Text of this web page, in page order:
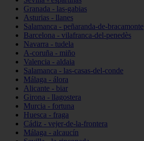
Granada - las-gabias
Asturias - llanes
Salamanca - peñaranda-de-bracamonte
Barcelona - vilafranca-del-penedès
Navarra - tudela
A-coruña - miño
Valencia - aldaia
Salamanca - las-casas-del-conde
Málaga - álora
Alicante - biar
Girona - llagostera
Murcia - fortuna
Huesca - fraga
Cádiz - vejer-de-la-frontera
Málaga - alcaucín